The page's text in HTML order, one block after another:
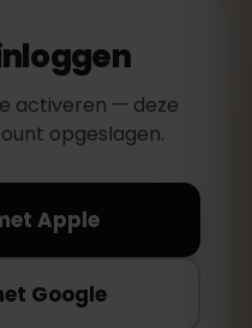
activeren — deze
opgeslagen.
Apple
Google